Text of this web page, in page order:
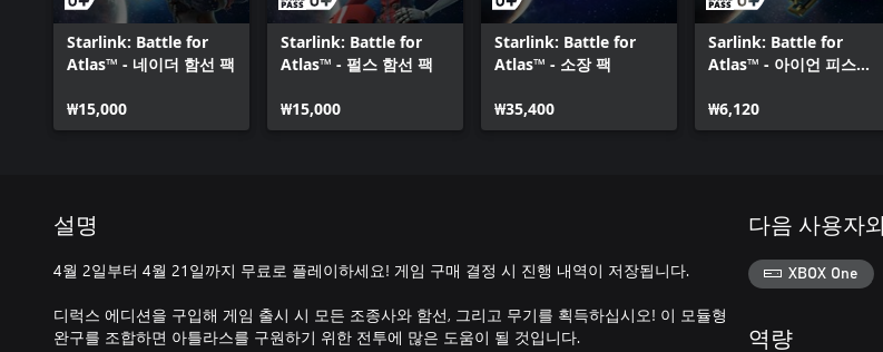
Starlink: Battle for
Atlas™ - 네이더 함선 팩
₩15,000
Starlink: Battle for
Atlas™ - 펄스 함선 팩
₩15,000
Starlink: Battle for
Atlas™ - 소장 팩
₩35,400
Sarlink: Battle for
Atlas™ - 아이언 피스트
팩
₩6,120
설명
4월 2일부터 4월 21일까지 무료로 플레이하세요! 게임 구매 결정 시 진행 내역이 저장됩니다.
디럭스 에디션을 구입해 게임 출시 시 모든 조종사와 함선, 그리고 무기를 획득하십시오! 이 모듈형
완구를 조합하면 아틀라스를 구원하기 위한 전투에 많은 도움이 될 것입니다.
다음 사용자
XBOX One
역량